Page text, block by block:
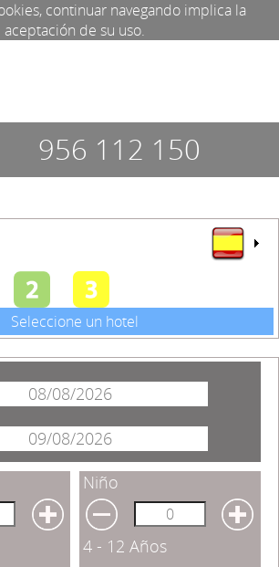
continuar navegando implica la
aceptación de su uso.
956 112 150
Seleccione un hotel
Niño
4 - 12 Años